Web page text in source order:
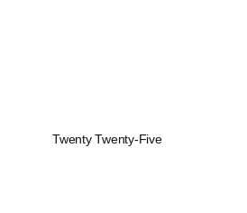
Twenty Twenty-Five